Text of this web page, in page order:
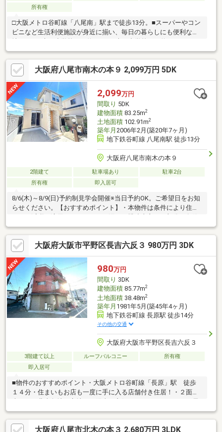
所有権
□大阪メトロ谷町線「八尾南」駅まで徒歩13分。■スーパーやコン
ビニなど生活利便施設が身近に揃い、毎日の暮らしにも便利な立
子さまの通学にも配慮された住環境です。※収益物件・投資用と
してもおすすめ※南道路で北側が開けており通風良好・陽当たり
良好！◇現況でのお住まいや収益物件としてご検討ください。低
価格でマイホームや投資物件をお探しの方は、ぜひ一度現地をご
覧ください。◇
大阪府八尾市南木の本９ 2,099万円 5DK
2,099万円
間取り 5DK
建物面積83.25m2
土地面積102.91m2
築年月 2006年2月(築20年7ヶ月)
地下鉄谷町線 八尾南駅 徒歩13分
大阪府八尾市南木の本９
2階建て 駐車場あり
駐車2台
所有権
即入居可
8/6(木)～8/9(日)予約制見学会開催※当日予約OK。ご希望日をお知
らせください。【おすすめポイント】・本物件は条件により住宅
や・腐食、給排水管の故障や漏水についてお引渡しより２年間保
証。・シロアリ防除工事施工後5年間保証。・お客様に合わせたロ
ーンの組み方や金融機関をご提案。住宅ローンが初めての方でも
お気軽にご相談ください。
大阪府大阪市平野区長吉六反３ 980万円 3DK
980万円
間取り 3DK
建物面積85.77m2
土地面積38.48m2
築年月 1981年5月(築45年4ヶ月)
地下鉄谷町線 長原駅 徒歩14分
その他の交通
大阪府大阪市平野区長吉六反３
3階建て以上 ルーフバルコニー
所有権
即入居可
■物件のおすすめポイント・大阪メトロ谷町線「長原」駅 徒歩
１４分・住まいもお店も一度に手に入る店舗付き住居！・２面採
室広さ約７．５～５帖のゆとりある住空間・スーパーが徒歩約６
分の距離で日々の買い物便利！■周辺施設案内・スーパーサンコ
ー長吉店：約400ｍ（徒歩6分）・ローソン長吉六反3丁目店：約
大阪府八尾市北木の本３ 2,680万円 3LDK